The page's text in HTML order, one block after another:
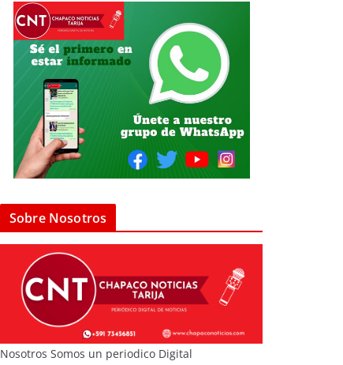
Sobre Nosotros
Nosotros Somos un periodico Digital